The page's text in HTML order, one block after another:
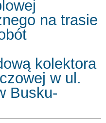
na trasie
kolektora
w ul.
Busku-